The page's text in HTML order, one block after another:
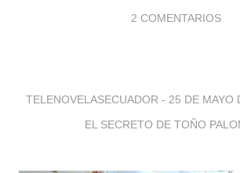
2 COMENTARIOS
TELENOVELASECUADOR - 25 DE MAYO
EL SECRETO DE TOÑO